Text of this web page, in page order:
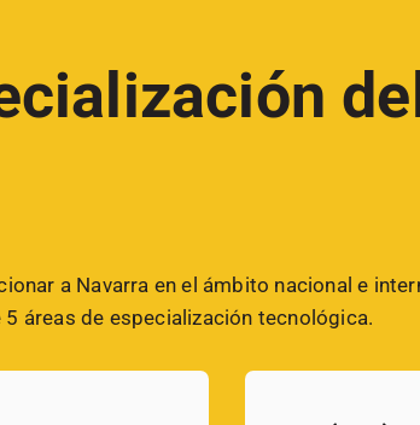
a Navarra en el ámbito nacional e
áreas de especialización tecnológica.